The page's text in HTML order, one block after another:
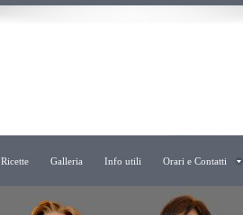
Ricette Galleria Info utili Orari e Contatti